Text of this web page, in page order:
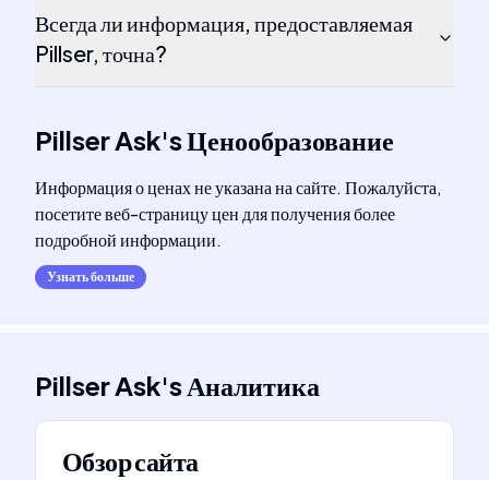
Всегда ли информация, предоставляемая
Pillser, точна?
Pillser Ask'sЦенообразование
Информация о ценах не указана на сайте. Пожалуйста,
посетите веб-страницу цен для получения более
подробной информации.
Узнать больше
Pillser Ask'sАналитика
Обзор сайта